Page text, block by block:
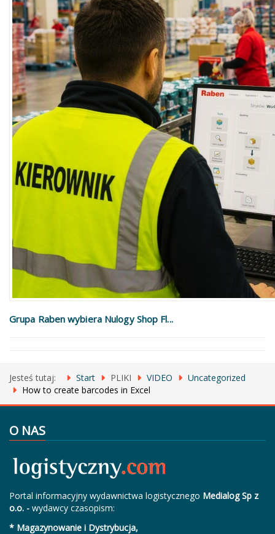
Grupa Raben wybiera Nulogy Shop Fl...
Jesteś tutaj: Start PLIKI VIDEO
Uncategorized
How to create barcodes in Excel
O NAS
Portal informacyjny wydawnictwa logistycznego Medialog Sp z
o.o. - wydawcy czasopism:
* Magazynowanie i Dystrybucja,